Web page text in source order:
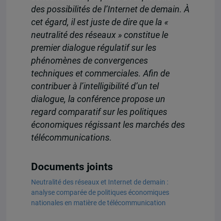
des possibilités de l’Internet de demain. À
cet égard, il est juste de dire que la «
neutralité des réseaux » constitue le
premier dialogue régulatif sur les
phénomènes de convergences
techniques et commerciales. Afin de
contribuer à l’intelligibilité d’un tel
dialogue, la conférence propose un
regard comparatif sur les politiques
économiques régissant les marchés des
télécommunications.
Documents joints
Neutralité des réseaux et Internet de demain :
analyse comparée de politiques économiques
nationales en matière de télécommunication